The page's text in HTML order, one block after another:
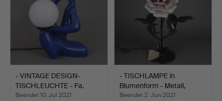
- VINTAGE DESIGN-
TISCHLEUCHTE - Fa.
Lichta…
Beendet 10. Jul 2021
- TISCHLAMPE in
Blumenform - Metall,
"Leh"…
Beendet 2. Jun 2021